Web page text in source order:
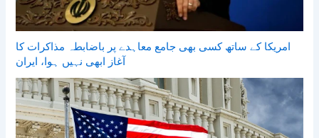
امریکا کے ساتھ کسی بھی جامع معاہدے پر باضابطہ مذاکرات کا
آغاز ابھی نہیں ہوا، ایران